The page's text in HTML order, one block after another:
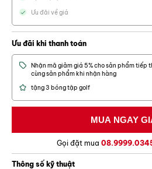
Ưu đãi về giá
Ưu đãi khi thanh toán
Nhận mã giảm giá 5% cho sản phẩm tiếp
cùng sản phẩm khi nhận hàng
tặng 3 bóng tập golf
Gọi đặt mua
Thông số kỹ thuật
+ Lớp cỏ dày 10mm